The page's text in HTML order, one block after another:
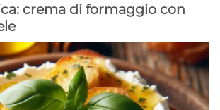
crema di formaggio con